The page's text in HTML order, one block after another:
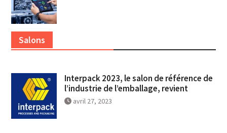
Salons
Interpack 2023, le salon de référence de
l’industrie de l’emballage, revient
avril 27, 2023